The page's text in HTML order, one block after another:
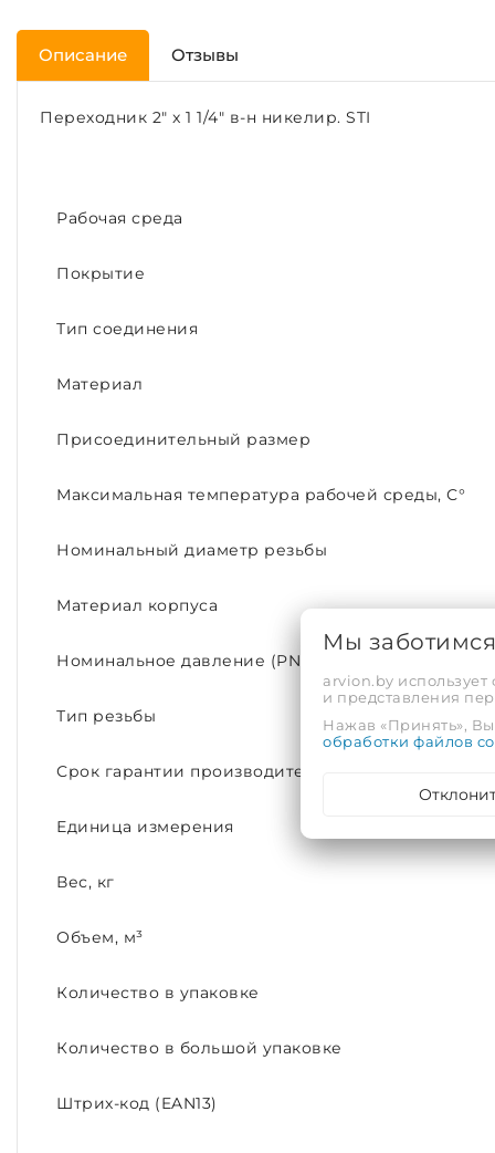
Описание Отзывы
Переходник 2" x 1 1/4" в-н никелир. STI
Рабочая среда
Покрытие
Тип соединения
Материал
Присоединительный размер
Максимальная температура рабочей среды, С°
Номинальный диаметр резьбы
Материал корпуса
Номинальное давление (PN)
Тип резьбы
Срок гарантии производителя, лет
Единица измерения
Вес, кг
Объем, м³
Количество в упаковке
Количество в большой упаковке
Штрих-код (EAN13)
Мы
arvion.by
и представления
Нажав «Принять», Вы
обработки файлов